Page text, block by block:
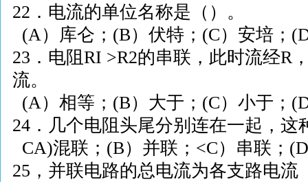
22 ．电流的单位名称是（）。
(A）库仑； (B）伏特； (C）安培；
23 ．电阻 RI >R2的串联，此时流经R
流。
(A）相等； (B）大于； (C）小于；
24 ．几个电阻头尾分别连在一起，
CA)混联； (B）并联； <C）串联； (D
25 ，并联电路的总电流为各支路电流